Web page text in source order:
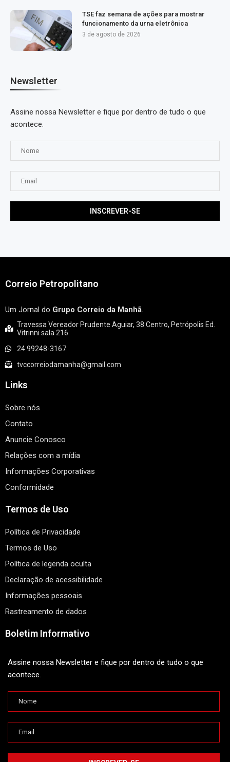
TSE faz semana de ações para mostrar
funcionamento da urna eletrônica
3 de agosto de 2026
Newsletter
Assine nossa Newsletter e fique por dentro de tudo o que
acontece.
Correio Petropolitano
Um Jornal do Grupo Correio da Manhã.
Travessa Vereador Prudente Aguiar, 38 Centro, Petrópolis Ed.
Vitrinni sala 216
24 99248-3167
tvccorreiodamanha@gmail.com
Links
Sobre nós
Contato
Anuncie Conosco
Relações com a mídia
Informações Corporativas
Conformidade
Termos de Uso
Política de Privacidade
Termos de Uso
Política de legenda oculta
Declaração de acessibilidade
Informações pessoais
Rastreamento de dados
Boletim Informativo
Assine nossa Newsletter e fique por dentro de tudo o que
acontece.